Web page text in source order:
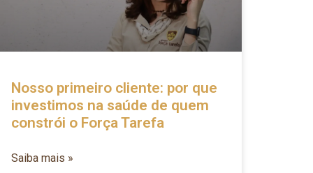
Nosso primeiro cliente: por que
investimos na saúde de quem
constrói o Força Tarefa
Saiba mais »